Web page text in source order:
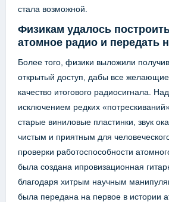
стала возможной.
Физикам удалось
атомное радио и передать
Более того, физики выложили
открытый доступ, дабы все
качество итогового радиосигнала.
исключением редких
старые виниловые пластинки, звук
чистым и приятным для
проверки работоспособности
была создана ипровизационная
благодаря хитрым научным
была передана на первое в истории